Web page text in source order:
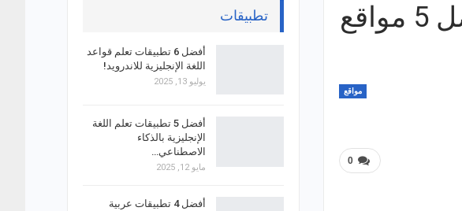
هل تبحث عن مواقع ميكروبيولوجي؟ إليك أفضل 5 مواقع
مواقع
0
تطبيقات
أفضل 6 تطبيقات تعلم قواعد
اللغة الإنجليزية للاندرويد!
يوليو 13, 2025
أفضل 5 تطبيقات تعلم اللغة
الإنجليزية بالذكاء
الاصطناعي…
مايو 12, 2025
أفضل 4 تطبيقات عربية